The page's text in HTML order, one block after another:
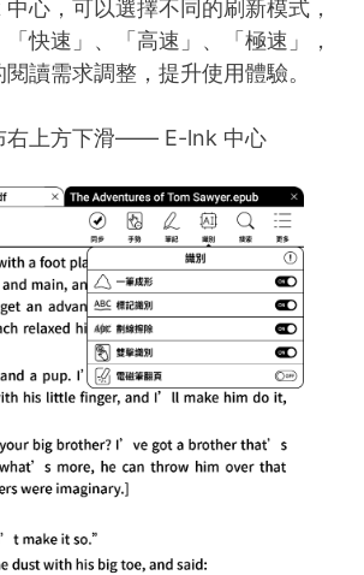
心，可以選擇不同的刷新模式，
快速」、「高速」、「極速」，
讀需求調整，提升使用體驗。
右上方下滑—— E-lnk 中心